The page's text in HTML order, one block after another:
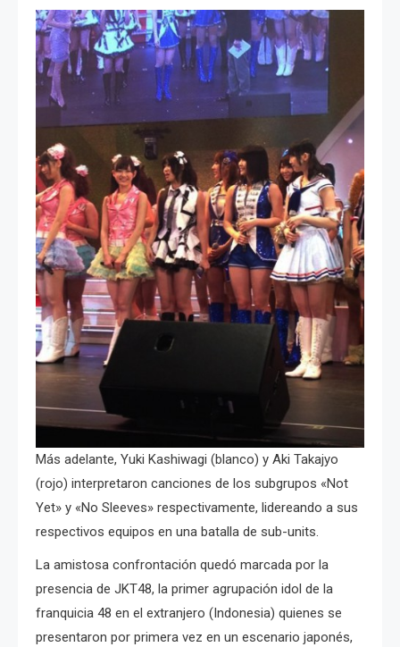
Más adelante, Yuki Kashiwagi (blanco) y Aki Takajyo
(rojo) interpretaron canciones de los subgrupos «Not
Yet» y «No Sleeves» respectivamente, lidereando a sus
respectivos equipos en una batalla de sub-units.
La amistosa confrontación quedó marcada por la
presencia de JKT48, la primer agrupación idol de la
franquicia 48 en el extranjero (Indonesia) quienes se
presentaron por primera vez en un escenario japonés,